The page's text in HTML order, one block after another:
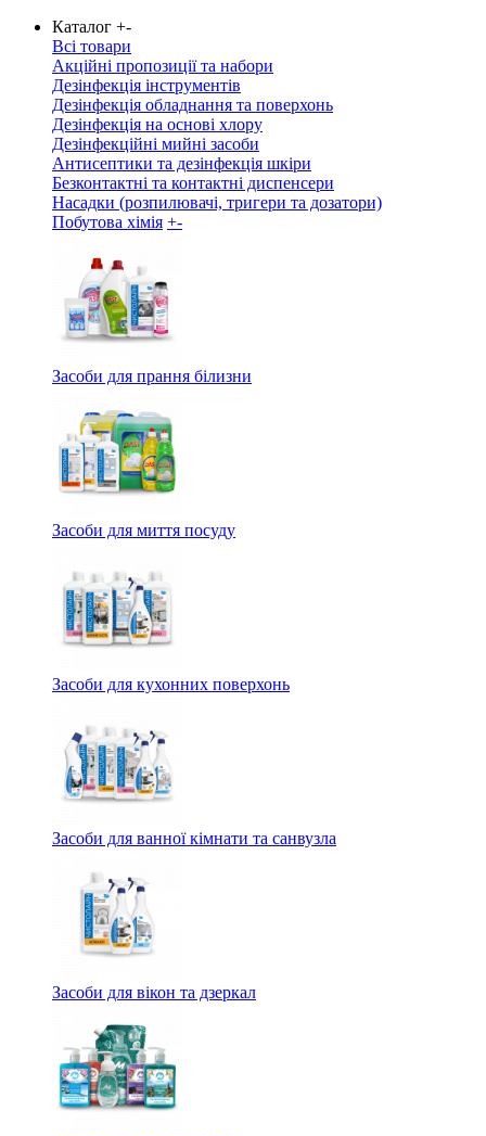
Каталог +-
Всі товари
Акційні пропозиції та набори
Дезінфекція інструментів
Дезінфекція обладнання та поверхонь
Дезінфекція на основі хлору
Дезінфекційні мийні засоби
Антисептики та дезінфекція шкіри
Безконтактні та контактні диспенсери
Насадки (розпилювачі, тригери та дозатори)
Побутова хімія +-
Засоби для прання білизни
Засоби для миття посуду
Засоби для кухонних поверхонь
Засоби для ванної кімнати та санвузла
Засоби для вікон та дзеркал